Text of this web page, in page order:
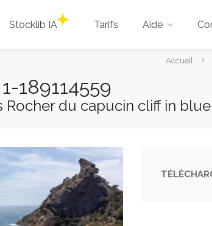
Stocklib IA Tarifs Aide
VousAccueil
189114559
du capucin cliff in blue